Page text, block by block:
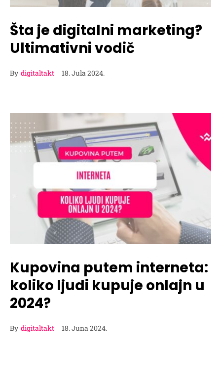
Šta je digitalni marketing?
Ultimativni vodič
By digitaltakt 18. Jula 2024.
Kupovina putem interneta:
koliko ljudi kupuje onlajn u
2024?
By digitaltakt 18. Juna 2024.